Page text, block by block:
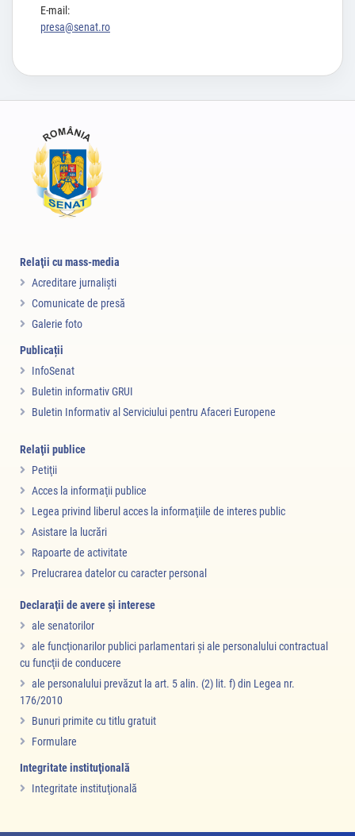
E-mail:
presa@senat.ro
Relaţii cu mass-media
Acreditare jurnalişti
Comunicate de presă
Galerie foto
Publicații
InfoSenat
Buletin informativ GRUI
Buletin Informativ al Serviciului pentru Afaceri Europene
Relaţii publice
Petiţii
Acces la informaţii publice
Legea privind liberul acces la informaţiile de interes public
Asistare la lucrări
Rapoarte de activitate
Prelucrarea datelor cu caracter personal
Declaraţii de avere şi interese
ale senatorilor
ale funcţionarilor publici parlamentari şi ale personalului contractual
cu funcţii de conducere
ale personalului prevăzut la art. 5 alin. (2) lit. f) din Legea nr.
176/2010
Bunuri primite cu titlu gratuit
Formulare
Integritate instituţională
Integritate instituţională